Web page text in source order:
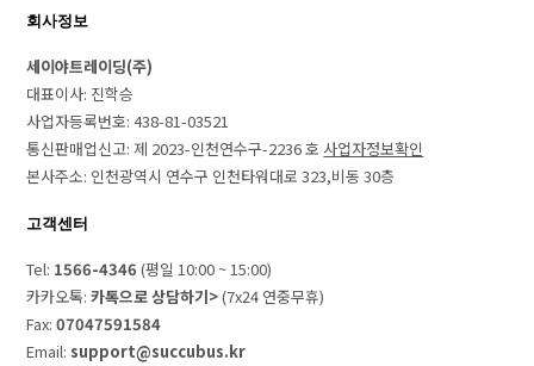
회사정보
세이야트레이딩(주)
대표이사: 진학승
사업자등록번호: 438-81-03521
통신판매업신고: 제 2023-인천연수구-2236 호 사업자정보확인
본사주소: 인천광역시 연수구 인천타워대로 323,비동 30층
고객센터
Tel: 1566-4346 (평일 10:00 ~ 15:00)
카카오톡:카톡으로 상담하기>(7x24 연중무휴)
Fax:07047591584
Email:support@succubus.kr